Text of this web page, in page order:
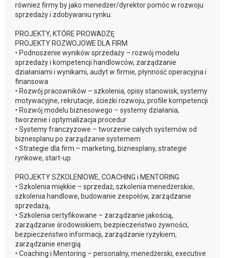
również firmy by jako menedżer/dyrektor pomóc w rozwoju
sprzedaży i zdobywaniu rynku.
PROJEKTY, KTÓRE PROWADZĘ
PROJEKTY ROZWOJOWE DLA FIRM
• Podnoszenie wyników sprzedaży – rozwój modelu
sprzedaży i kompetencji handlowców, zarządzanie
działaniami i wynikami, audyt w firmie, płynność operacyjna i
finansowa
• Rozwój pracowników – szkolenia, opisy stanowisk, systemy
motywacyjne, rekrutacje, ścieżki rozwoju, profile kompetencji
• Rozwój modelu biznesowego – systemy działania,
tworzenie i optymalizacja procedur
• Systemy franczyzowe – tworzenie całych systemów od
biznesplanu po zarządzanie systemem
• Strategie dla firm – marketing, biznesplany, strategie
rynkowe, start-up
PROJEKTY SZKOLENIOWE, COACHING i MENTORING
• Szkolenia miękkie – sprzedaż, szkolenia menedżerskie,
szkolenia handlowe, budowanie zespołów, zarządzanie
sprzedażą,
• Szkolenia certyfikowane – zarządzanie jakością,
zarządzanie środowiskiem, bezpieczeństwo żywności,
bezpieczeństwo informacji, zarządzanie ryzykiem,
zarządzanie energią
• Coaching i Mentoring – personalny, menedżerski, executive